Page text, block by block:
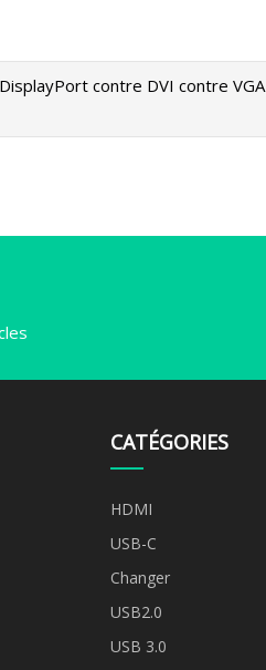
contre DVI contre VGA
CATÉGORIES
HDMI
USB-C
Changer
USB2.0
USB 3.0